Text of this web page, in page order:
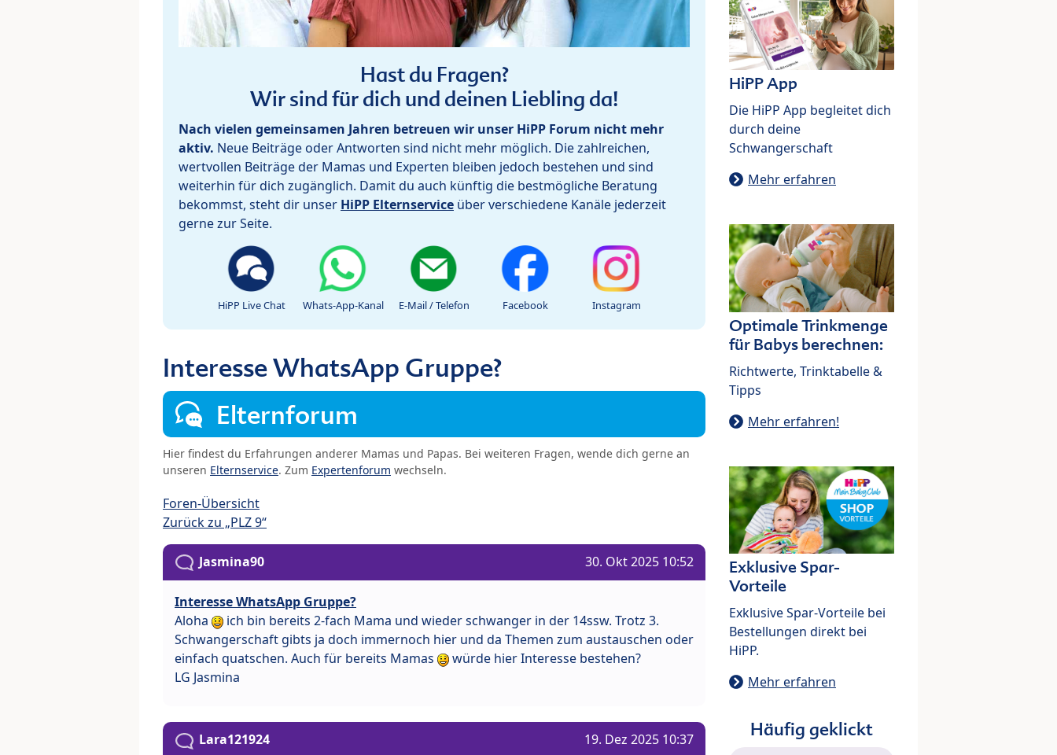
Hast du Fragen?
Wir sind für dich und deinen Liebling da!
Nach vielen gemeinsamen Jahren betreuen wir unser HiPP Forum nicht mehr
aktiv. Neue Beiträge oder Antworten sind nicht mehr möglich. Die zahlreichen,
wertvollen Beiträge der Mamas und Experten bleiben jedoch bestehen und sind
weiterhin für dich zugänglich. Damit du auch künftig die bestmögliche Beratung
bekommst, steht dir unser HiPP Elternservice über verschiedene Kanäle jederzeit
gerne zur Seite.
HiPP Live Chat Whats-App-Kanal E-Mail / Telefon Facebook Instagram
Interesse WhatsApp Gruppe?
Elternforum
Hier findest du Erfahrungen anderer Mamas und Papas. Bei weiteren Fragen, wende dich gerne an
unseren Elternservice. Zum Expertenforum wechseln.
Foren-Übersicht
Zurück zu „PLZ 9“
Jasmina90 30. Okt 2025 10:52
Interesse WhatsApp Gruppe?
Aloha
ich bin bereits 2-fach Mama und wieder schwanger in der 14ssw. Trotz 3.
Schwangerschaft gibts ja doch immernoch hier und da Themen zum austauschen oder
einfach quatschen. Auch für bereits Mamas
würde hier Interesse bestehen?
LG Jasmina
Lara121924 19. Dez 2025 10:37
HiPP App
Die HiPP App begleitet dich
durch deine
Schwangerschaft
Mehr erfahren
Optimale Trinkmenge
für Babys berechnen:
Richtwerte, Trinktabelle &
Tipps
Mehr erfahren!
Exklusive Spar-
Vorteile
Exklusive Spar-Vorteile bei
Bestellungen direkt bei
HiPP.
Mehr erfahren
Häufig geklickt